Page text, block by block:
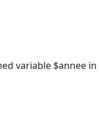
variable $annee in